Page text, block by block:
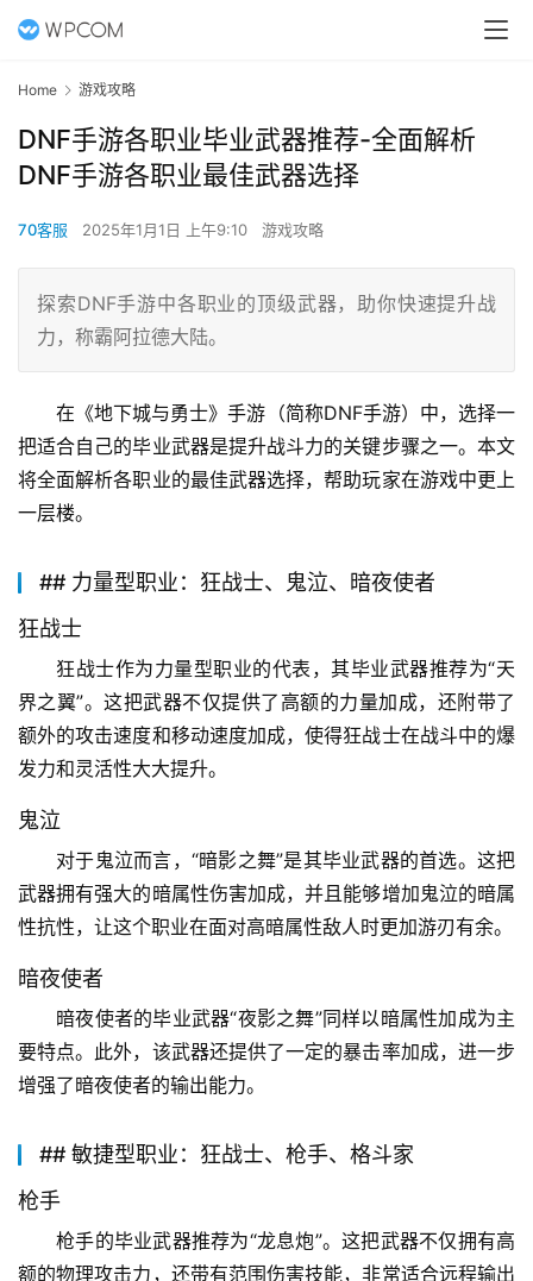
Home 游戏攻略
DNF手游各职业毕业武器推荐-全面解析
DNF手游各职业最佳武器选择
70客服 2025年1月1日 上午9:10 游戏攻略
探索DNF手游中各职业的顶级武器，助你快速提升战
力，称霸阿拉德大陆。
在《地下城与勇士》手游（简称DNF手游）中，选择一
把适合自己的毕业武器是提升战斗力的关键步骤之一。本文
将全面解析各职业的最佳武器选择，帮助玩家在游戏中更上
一层楼。
## 力量型职业：狂战士、鬼泣、暗夜使者
狂战士
狂战士作为力量型职业的代表，其毕业武器推荐为“天
界之翼”。这把武器不仅提供了高额的力量加成，还附带了
额外的攻击速度和移动速度加成，使得狂战士在战斗中的爆
发力和灵活性大大提升。
鬼泣
对于鬼泣而言，“暗影之舞”是其毕业武器的首选。这把
武器拥有强大的暗属性伤害加成，并且能够增加鬼泣的暗属
性抗性，让这个职业在面对高暗属性敌人时更加游刃有余。
暗夜使者
暗夜使者的毕业武器“夜影之舞”同样以暗属性加成为主
要特点。此外，该武器还提供了一定的暴击率加成，进一步
增强了暗夜使者的输出能力。
## 敏捷型职业：狂战士、枪手、格斗家
枪手
枪手的毕业武器推荐为“龙息炮”。这把武器不仅拥有高
额的物理攻击力，还带有范围伤害技能，非常适合远程输出